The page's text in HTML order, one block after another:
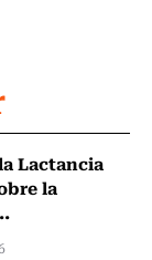
Lactancia
la